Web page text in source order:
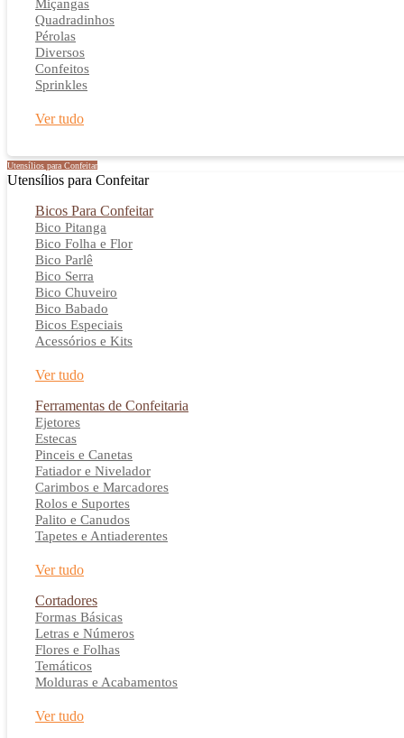
Miçangas
Quadradinhos
Pérolas
Diversos
Confeitos
Sprinkles
Ver tudo
Utensílios para Confeitar
Utensílios para Confeitar
Bicos Para Confeitar
Bico Pitanga
Bico Folha e Flor
Bico Parlê
Bico Serra
Bico Chuveiro
Bico Babado
Bicos Especiais
Acessórios e Kits
Ver tudo
Ferramentas de Confeitaria
Ejetores
Estecas
Pinceis e Canetas
Fatiador e Nivelador
Carimbos e Marcadores
Rolos e Suportes
Palito e Canudos
Tapetes e Antiaderentes
Ver tudo
Cortadores
Formas Básicas
Letras e Números
Flores e Folhas
Temáticos
Molduras e Acabamentos
Ver tudo